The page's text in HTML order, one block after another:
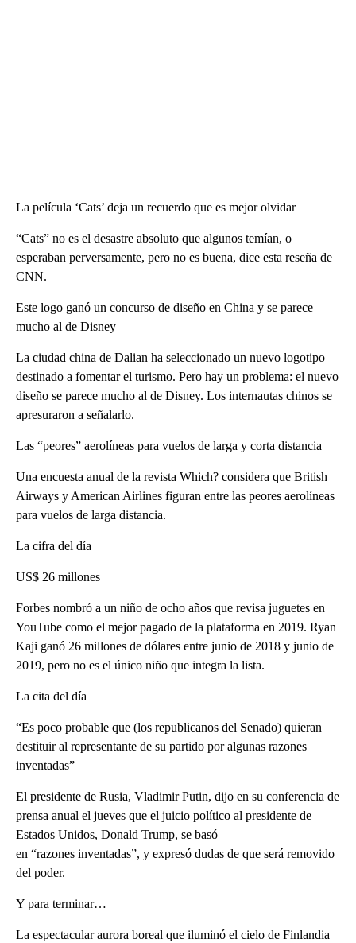
La película ‘Cats’ deja un recuerdo que es mejor olvidar
“Cats” no es el desastre absoluto que algunos temían, o
esperaban perversamente, pero no es buena, dice esta reseña de
CNN.
Este logo ganó un concurso de diseño en China y se parece
mucho al de Disney
La ciudad china de Dalian ha seleccionado un nuevo logotipo
destinado a fomentar el turismo. Pero hay un problema: el nuevo
diseño se parece mucho al de Disney. Los internautas chinos se
apresuraron a señalarlo.
Las “peores” aerolíneas para vuelos de larga y corta distancia
Una encuesta anual de la revista Which? considera que British
Airways y American Airlines figuran entre las peores aerolíneas
para vuelos de larga distancia.
La cifra del día
US$ 26 millones
Forbes nombró a un niño de ocho años que revisa juguetes en
YouTube como el mejor pagado de la plataforma en 2019. Ryan
Kaji ganó 26 millones de dólares entre junio de 2018 y junio de
2019, pero no es el único niño que integra la lista.
La cita del día
“Es poco probable que (los republicanos del Senado) quieran
destituir al representante de su partido por algunas razones
inventadas”
El presidente de Rusia, Vladimir Putin, dijo en su conferencia de
prensa anual el jueves que el juicio político al presidente de
Estados Unidos, Donald Trump, se basó
en “razones inventadas”, y expresó dudas de que será removido
del poder.
Y para terminar…
La espectacular aurora boreal que iluminó el cielo de Finlandia